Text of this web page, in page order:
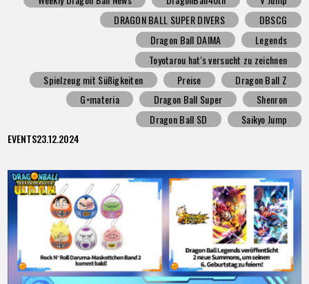
DRAGON BALL SUPER DIVERS
DBSCG
Dragon Ball DAIMA
Legends
Toyotarou hat's versucht zu zeichnen
Spielzeug mit Süßigkeiten
Preise
Dragon Ball Z
G×materia
Dragon Ball Super
Shenron
Dragon Ball SD
Saikyo Jump
EVENTS23.12.2024